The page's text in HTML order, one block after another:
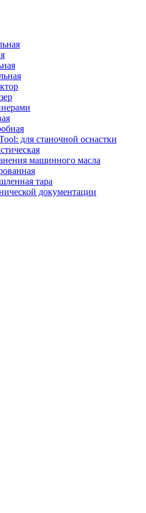
для станочной оснастки
машинного масла
тара
документации